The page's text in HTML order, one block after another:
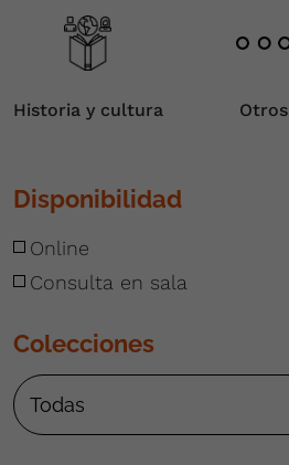
Historia y cultura Otros
Disponibilidad
Online
Consulta en sala
Colecciones